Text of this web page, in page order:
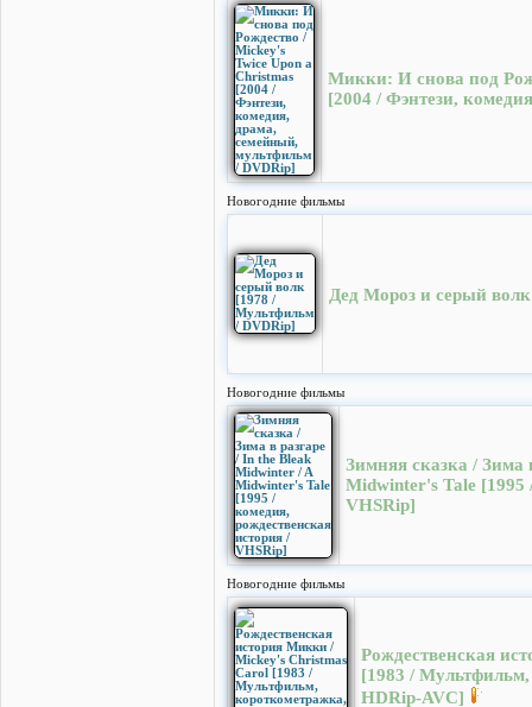
Микки: И снова под
[2004 / Фэнтези,
Новогодние фильмы
Дед Мороз и серый
Новогодние фильмы
Зимняя сказка / Зима
Midwinter's Tale [1995
VHSRip]
Новогодние фильмы
Рождественская
[1983 /
HDRip-AVC]